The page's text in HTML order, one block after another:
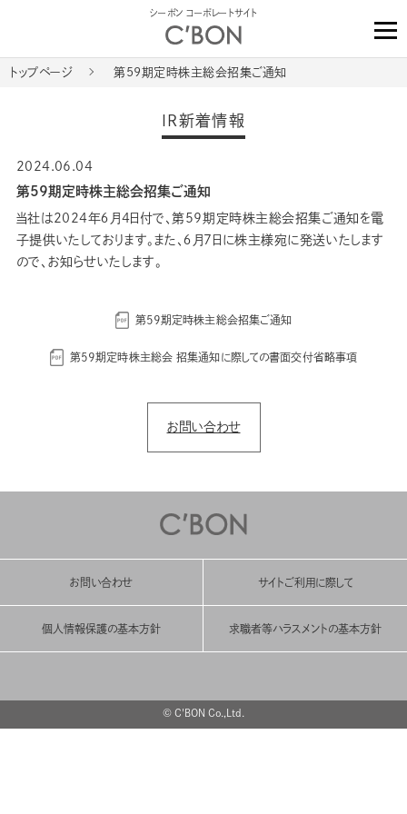
シーボン コーポレートサイト
トップページ 第59期定時株主総会招集ご通知
IR新着情報
2024.06.04
第59期定時株主総会招集ご通知
当社は2024年６月4日付で、第59期定時株主総会招集ご通知を電
子提供いたしております。また、６月7日に株主様宛に発送いたします
ので、お知らせいたします。
第59期定時株主総会招集ご通知
第59期定時株主総会 招集通知に際しての書面交付省略事項
お問い合わせ
お問い合わせ サイトご利用に際して
個人情報保護の基本方針 求職者等ハラスメントの基本方針
© C'BON Co.,Ltd.